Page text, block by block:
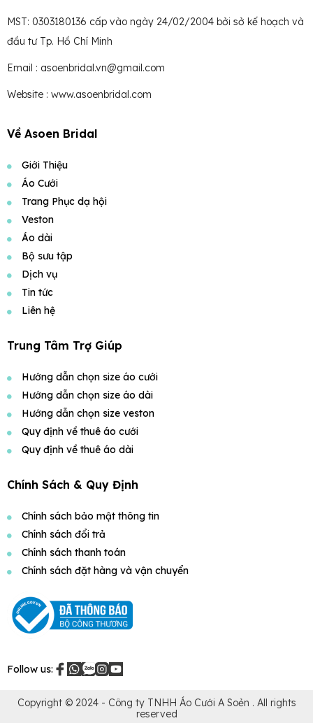
MST: 0303180136 cấp vào ngày 24/02/2004 bởi sở kế hoạch và
đầu tư Tp. Hồ Chí Minh
Email : asoenbridal.vn@gmail.com
Website : www.asoenbridal.com
Về Asoen Bridal
Giới Thiệu
Áo Cưới
Trang Phục dạ hội
Veston
Áo dài
Bộ sưu tập
Dịch vụ
Tin tức
Liên hệ
Trung Tâm Trợ Giúp
Hướng dẫn chọn size áo cưới
Hướng dẫn chọn size áo dài
Hướng dẫn chọn size veston
Quy định về thuê áo cưới
Quy định về thuê áo dài
Chính Sách & Quy Định
Chính sách bảo mật thông tin
Chính sách đổi trả
Chính sách thanh toán
Chính sách đặt hàng và vận chuyển
Follow us:
Copyright © 2024 - Công ty TNHH Áo Cưới A Soẻn . All rights
reserved